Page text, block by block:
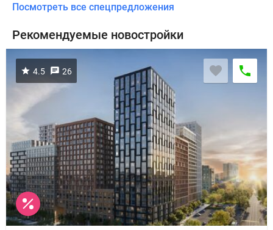
Посмотреть все спецпредложения
Рекомендуемые новостройки
4.5 26